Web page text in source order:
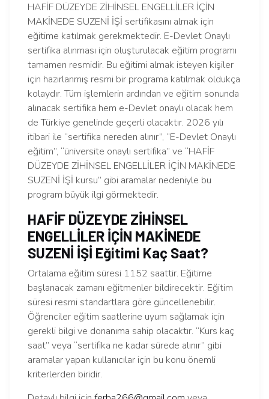
HAFİF DÜZEYDE ZİHİNSEL ENGELLİLER İÇİN
MAKİNEDE SUZENİ İŞİ sertifikasını almak için
eğitime katılmak gerekmektedir. E-Devlet Onaylı
sertifika alınması için oluşturulacak eğitim programı
tamamen resmidir. Bu eğitimi almak isteyen kişiler
için hazırlanmış resmi bir programa katılmak oldukça
kolaydır. Tüm işlemlerin ardından ve eğitim sonunda
alınacak sertifika hem e-Devlet onaylı olacak hem
de Türkiye genelinde geçerli olacaktır. 2026 yılı
itibari ile “sertifika nereden alınır”, “E-Devlet Onaylı
eğitim”, “üniversite onaylı sertifika” ve “HAFİF
DÜZEYDE ZİHİNSEL ENGELLİLER İÇİN MAKİNEDE
SUZENİ İŞİ kursu” gibi aramalar nedeniyle bu
program büyük ilgi görmektedir.
HAFİF DÜZEYDE ZİHİNSEL
ENGELLİLER İÇİN MAKİNEDE
SUZENİ İŞİ Eğitimi Kaç Saat?
Ortalama eğitim süresi 1152 saattir. Eğitime
başlanacak zamanı eğitmenler bildirecektir. Eğitim
süresi resmi standartlara göre güncellenebilir.
Öğrenciler eğitim saatlerine uyum sağlamak için
gerekli bilgi ve donanıma sahip olacaktır. “Kurs kaç
saat” veya “sertifika ne kadar sürede alınır” gibi
aramalar yapan kullanıcılar için bu konu önemli
kriterlerden biridir.